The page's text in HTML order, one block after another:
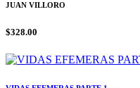
JUAN VILLORO
$328.00